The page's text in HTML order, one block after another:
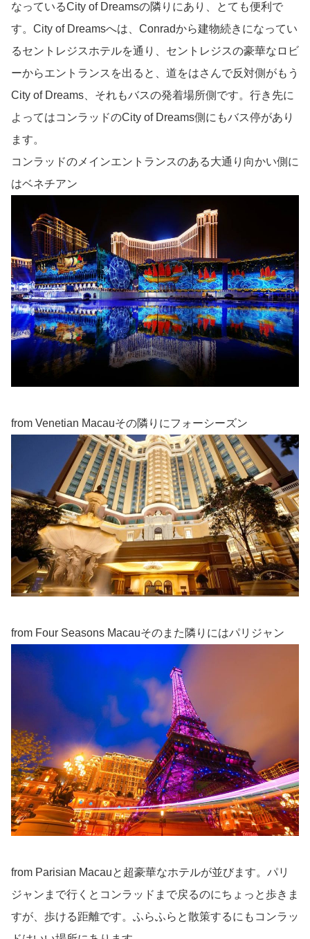
なっているCity of Dreamsの隣りにあり、とても便利で
す。City of Dreamsへは、Conradから建物続きになってい
るセントレジスホテルを通り、セントレジスの豪華なロビ
ーからエントランスを出ると、道をはさんで反対側がもう
City of Dreams、それもバスの発着場所側です。行き先に
よってはコンラッドのCity of Dreams側にもバス停があり
ます。
コンラッドのメインエントランスのある大通り向かい側に
はベネチアン
from Venetian Macauその隣りにフォーシーズン
from Four Seasons Macauそのまた隣りにはパリジャン
from Parisian Macauと超豪華なホテルが並びます。パリ
ジャンまで行くとコンラッドまで戻るのにちょっと歩きま
すが、歩ける距離です。ふらふらと散策するにもコンラッ